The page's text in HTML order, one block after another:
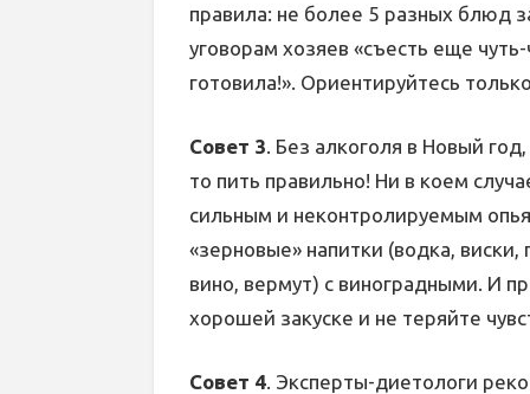
правила: не более 5 разных блюд
уговорам хозяев «съесть еще
готовила!». Ориентируйтесь
Совет 3 . Без алкоголя в Новый
то пить правильно! Ни в коем
сильным и неконтролируемым
«зерновые» напитки (водка,
вино, вермут) с виноградными. И
хорошей закуске и не теряйте
Совет 4 . Эксперты-диетологи